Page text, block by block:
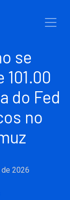
se
do Fed
no
de 2026